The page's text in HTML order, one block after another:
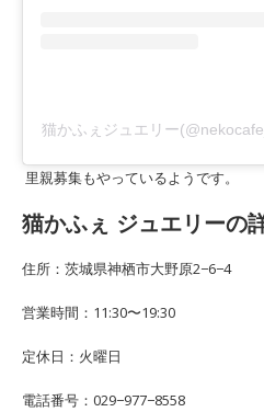
猫かふぇジュエリー
里親募集もやっているようです。
猫かふぇ ジュエリーの
住所：茨城県神栖市大野原2−6−4
営業時間：11:30〜19:30
定休日：火曜日
電話番号：029−977−8558